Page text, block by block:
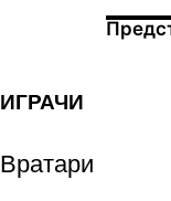
Информация за
ИГРАЧИ
Вратари